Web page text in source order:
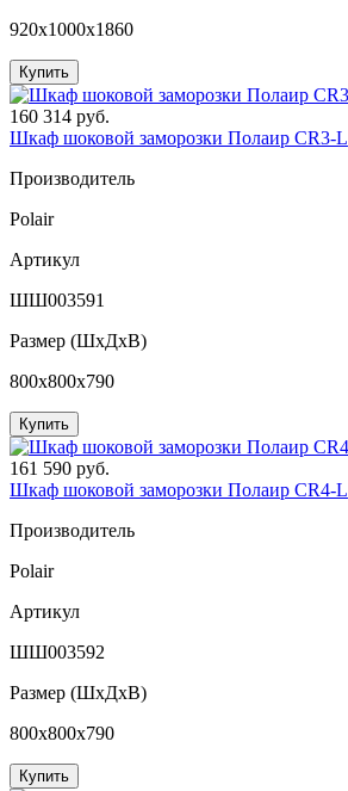
920x1000x1860
Купить
160 314 руб.
Шкаф шоковой заморозки Полаир CR3-L
Производитель
Polair
Артикул
ШШ003591
Размер (ШxДхВ)
800x800x790
Купить
161 590 руб.
Шкаф шоковой заморозки Полаир CR4-L
Производитель
Polair
Артикул
ШШ003592
Размер (ШxДхВ)
800x800x790
Купить